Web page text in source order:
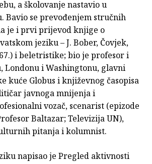
a školovanje nastavio u
Bavio se prevođenjem stručnih
je i prvi prijevod knjige o
jeziku – J. Bober, Čovjek,
i beletristike; bio je profesor i
Londonu i Washingtonu, glavni
kuće Globus i književnog časopisa
javnoga mnijenja i
vozač, scenarist (epizode
Baltazar; Televizija UN),
pitanja i kolumnist.
napisao je Pregled aktivnosti